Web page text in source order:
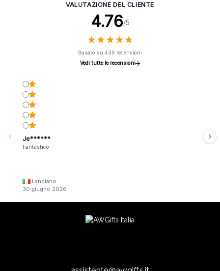
VALUTAZIONE DEL CLIENTE
4.76/5
★★★★★
★★★★★
Basato su 439 recensioni
Vedi tutte le recensioni
Je******
Fantastico
Lanciano
30 giugno 2026